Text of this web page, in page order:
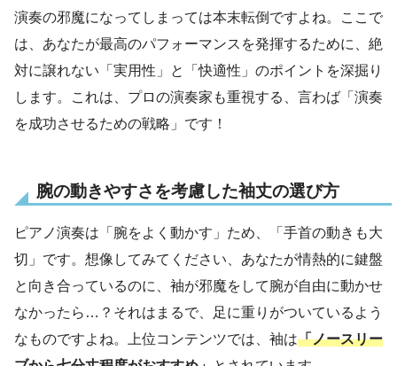
演奏の邪魔になってしまっては本末転倒ですよね。ここで
は、あなたが最高のパフォーマンスを発揮するために、絶
対に譲れない「実用性」と「快適性」のポイントを深掘り
します。これは、プロの演奏家も重視する、言わば「演奏
を成功させるための戦略」です！
腕の動きやすさを考慮した袖丈の選び方
ピアノ演奏は「腕をよく動かす」ため、「手首の動きも大
切」です。想像してみてください、あなたが情熱的に鍵盤
と向き合っているのに、袖が邪魔をして腕が自由に動かせ
なかったら…？それはまるで、足に重りがついているよう
なものですよね。上位コンテンツでは、袖は「ノースリー